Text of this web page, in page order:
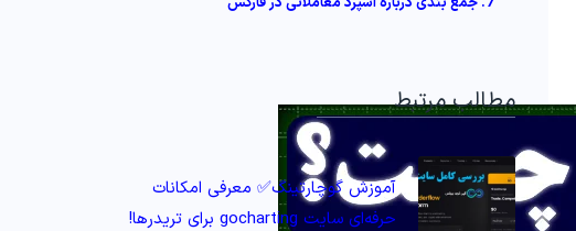
مطالب مرتبط
آموزش گوچارتینگ✅ معرفی امکانات
حرفه‌ای سایت gocharting برای تریدرها!